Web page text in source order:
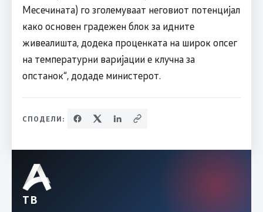
Месечината) го зголемуваат неговиот потенцијал
како основен градежен блок за идните
живеалишта, додека проценката на широк опсег
на температурни варијации е клучна за
опстанок“, додаде министерот.
СПОДЕЛИ:
ТВ